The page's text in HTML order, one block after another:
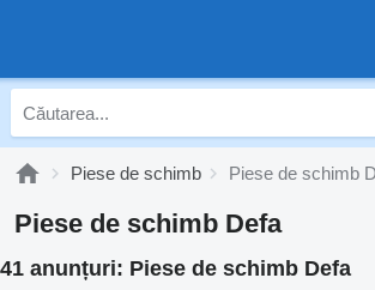
Piese de schimb Piese de schimb
Piese de schimb Defa
41 anunțuri: Piese de schimb Defa